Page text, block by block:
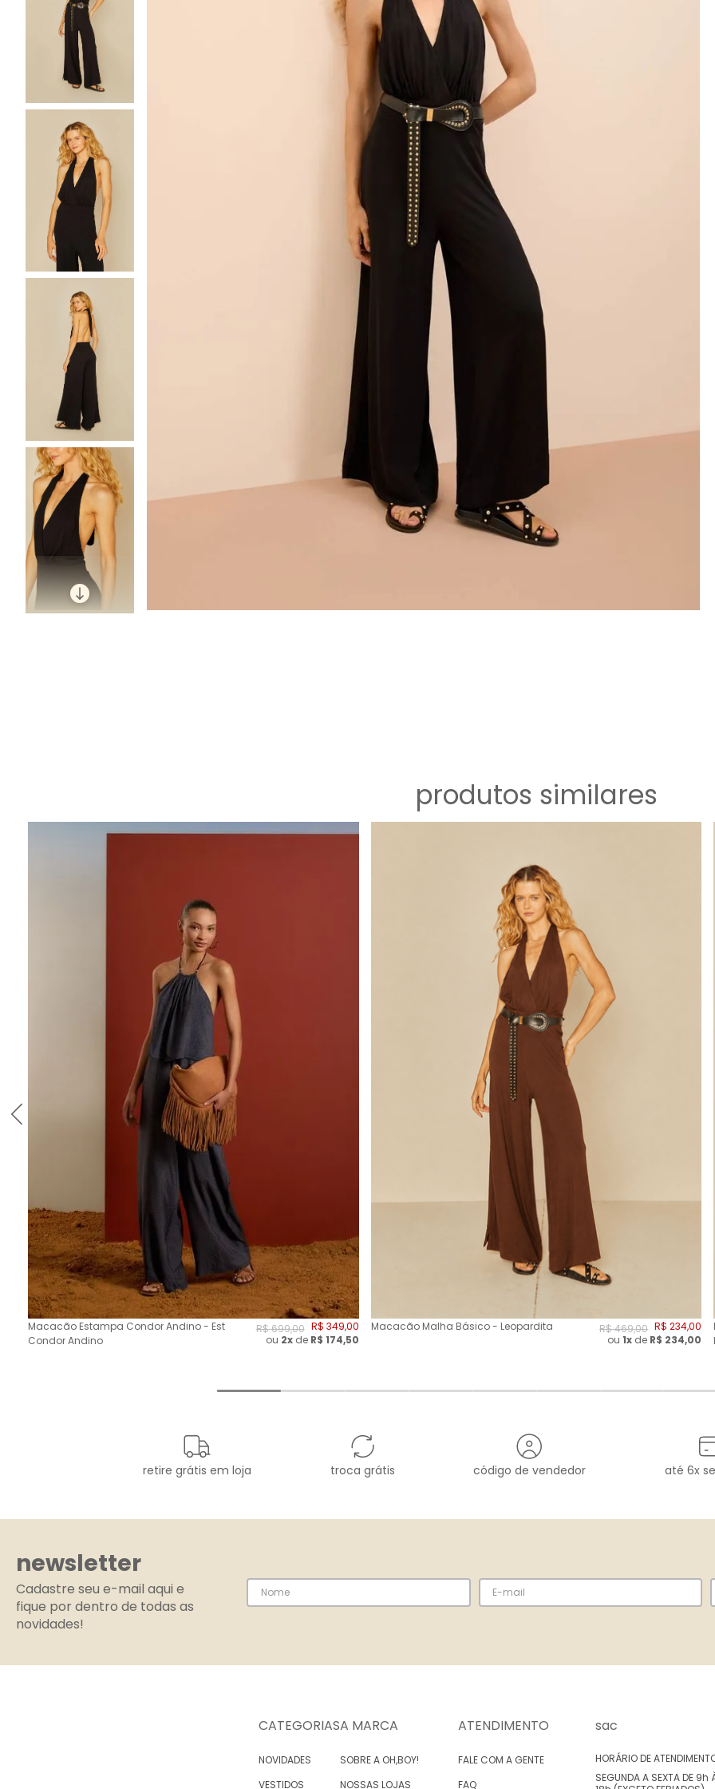
produtos similares
Macacão Estampa Condor Andino - Est
Condor Andino
R$699,00 R$ 349,00
ou 2xde R$ 174,50
Macacão Malha Básico - Leopardita R$469,00 R$ 234,00
ou1x de R$ 234,00
retire grátis em loja troca grátis código de vendedor até 6x
newsletter
Cadastre seu e-mail aqui e
fique por dentro de todas as
novidades!
CATEGORIAS
NOVIDADES
VESTIDOS
A MARCA
SOBRE A OH,BOY!
NOSSAS LOJAS
ATENDIMENTO
FALE COM A GENTE
FAQ
sac
HORÁRIO DE
SEGUNDA A SEXTA DE 9h